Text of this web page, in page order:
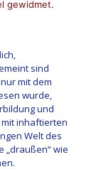
gewidmet.
sind
mit dem
wurde,
und
inhaftierten
Welt des
wie